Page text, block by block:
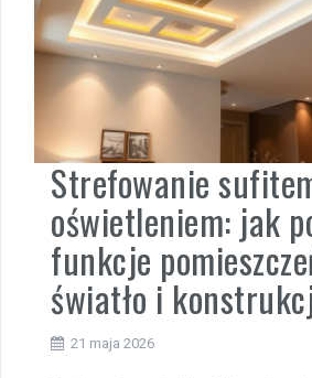
Strefowanie
oświetleniem: jak
funkcje
światło i
21 maja 2026